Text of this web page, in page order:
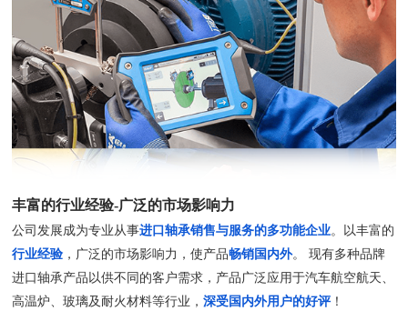
丰富的行业经验-广泛的市场影响力
公司发展成为专业从事进口轴承销售与服务的多功能企业。以丰富的
行业经验 ，广泛的市场影响力，使产品畅销国内外。 现有多种品牌
进口轴承产品以供不同的客户需求，产品广泛应用于汽车航空航天、
高温炉、玻璃及耐火材料等行业，深受国内外用户的好评！